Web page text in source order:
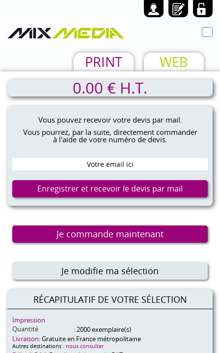
WEB
PRINT
0.00 € H.T.
Vous pouvez recevoir votre devis par mail.
Vous pourrez, par la suite, directement commander
à l'aide de votre numéro de devis.
Je commande maintenant
Je modifie ma sélection
RÉCAPITULATIF DE VOTRE SÉLECTION
Impression
Quantité
: 2000 exemplaire(s)
Livraison: Gratuite en France métropolitaine
Autres destinations : nous consulter